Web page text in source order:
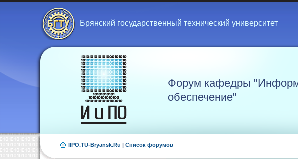
Брянский государственный технический университет
Форум кафедры
обеспечение"
IIPO.TU-Bryansk.Ru | Список форумов